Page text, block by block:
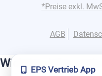
*Preise exkl.
AGB
Wichtige Information
EPS Vertrieb App